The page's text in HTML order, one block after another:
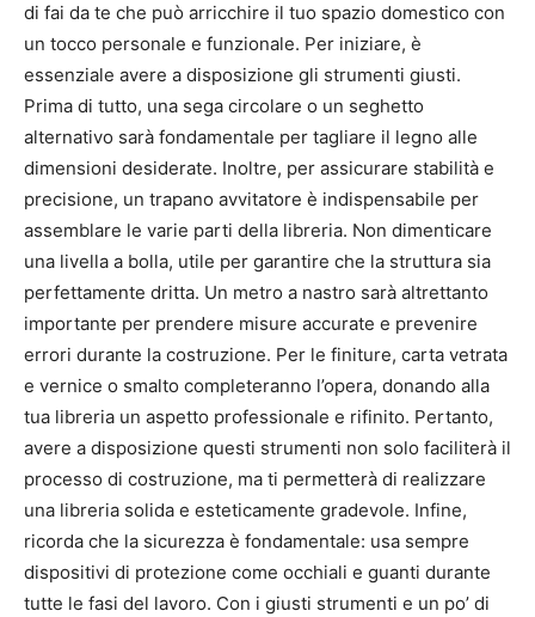
di fai da te che può arricchire il tuo spazio domestico con
un tocco personale e funzionale. Per iniziare, è
essenziale avere a disposizione gli strumenti giusti.
Prima di tutto, una sega circolare o un seghetto
alternativo sarà fondamentale per tagliare il legno alle
dimensioni desiderate. Inoltre, per assicurare stabilità e
precisione, un trapano avvitatore è indispensabile per
assemblare le varie parti della libreria. Non dimenticare
una livella a bolla, utile per garantire che la struttura sia
perfettamente dritta. Un metro a nastro sarà altrettanto
importante per prendere misure accurate e prevenire
errori durante la costruzione. Per le finiture, carta vetrata
e vernice o smalto completeranno l’opera, donando alla
tua libreria un aspetto professionale e rifinito. Pertanto,
avere a disposizione questi strumenti non solo faciliterà il
processo di costruzione, ma ti permetterà di realizzare
una libreria solida e esteticamente gradevole. Infine,
ricorda che la sicurezza è fondamentale: usa sempre
dispositivi di protezione come occhiali e guanti durante
tutte le fasi del lavoro. Con i giusti strumenti e un po’ di